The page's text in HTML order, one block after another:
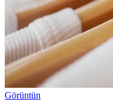
Görüntün